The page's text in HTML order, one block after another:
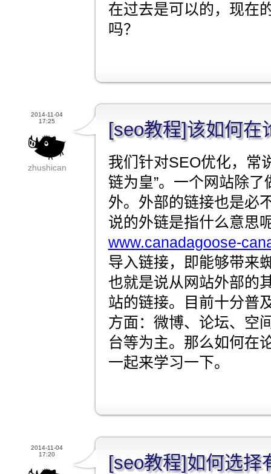
在过去是可以的，现在
吗？
2014-11-04
17:25
zhushican
[seo教程]该如何在
我们针对SEO优化，常
链为皇”。一个网站除
外。外部的链接也是必
说的外链是指什么意思
www.canadagoose-
导入链接，即能够带来
也就是说从网站外部的
站的链接。目前十分普
方面：微博、论坛、空
台等为主。那么如何在
一起来学习一下。
2014-11-04
17:20
[seo教程]如何选择